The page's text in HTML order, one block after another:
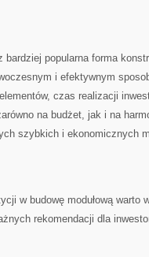
bardziej popularna⁢ forma
⁤i efektywnym
czas realizacji
na budżet, ⁣jak i ⁢na
szybkich i ⁢ekonomicznych
w budowę​ modułową ‌warto
‍rekomendacji​ dla